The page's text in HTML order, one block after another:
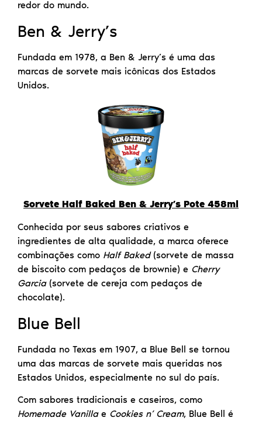
redor do mundo.
Ben & Jerry’s
Fundada em 1978, a Ben & Jerry’s é uma das
marcas de sorvete mais icônicas dos Estados
Unidos.
Sorvete Half Baked Ben & Jerry’s Pote 458ml
Conhecida por seus sabores criativos e
ingredientes de alta qualidade, a marca oferece
combinações como Half Baked(sorvete de massa
de biscoito com pedaços de brownie) e Cherry
Garcia(sorvete de cereja com pedaços de
chocolate).
Blue Bell
Fundada no Texas em 1907, a Blue Bell se tornou
uma das marcas de sorvete mais queridas nos
Estados Unidos, especialmente no sul do país.
Com sabores tradicionais e caseiros, como
Homemade Vanillae Cookies n’ Cream, Blue Bell é